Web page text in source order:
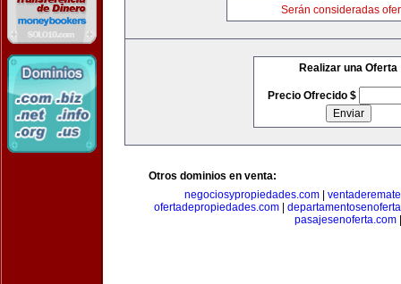
Serán consideradas
Realizar una Oferta
Precio Ofrecido $
Otros dominios en venta:
negociosypropiedades.com
ofertadepropiedades.com
pasajesenoferta.com